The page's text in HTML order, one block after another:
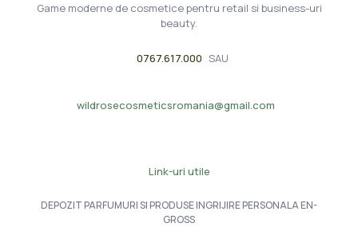
Game moderne de cosmetice pentru retail si business-uri
beauty.
0767.617.000 SAU
wildrosecosmeticsromania@gmail.com
Link-uri utile
DEPOZIT PARFUMURI SI PRODUSE INGRIJIRE PERSONALA EN-
GROSS